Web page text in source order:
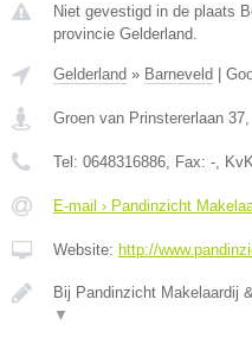
Niet gevestigd in de plaats
provincie Gelderland.
Gelderland » Barneveld |
Groen van Prinstererlaan 37
Tel: 0648316886 , Fax: - ,
E-mail › Pandinzicht
Website: http://
Bij Pandinzicht Makelaardij
▼